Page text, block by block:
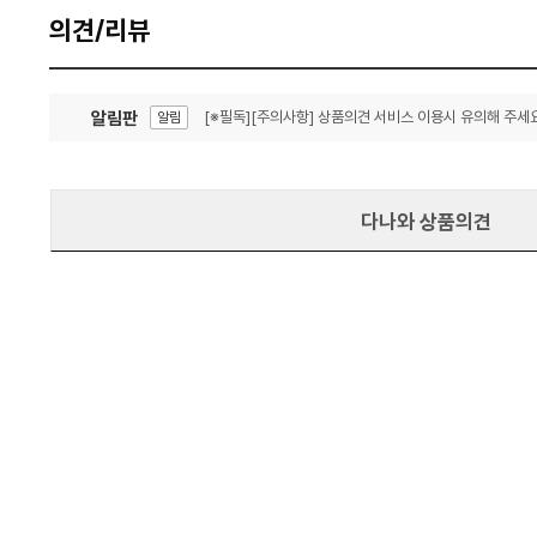
의견/리뷰
알림판 알림 [※필독][주의사항] 상품의견 서비스 이용시 유의해 주세
다나와 상품의견